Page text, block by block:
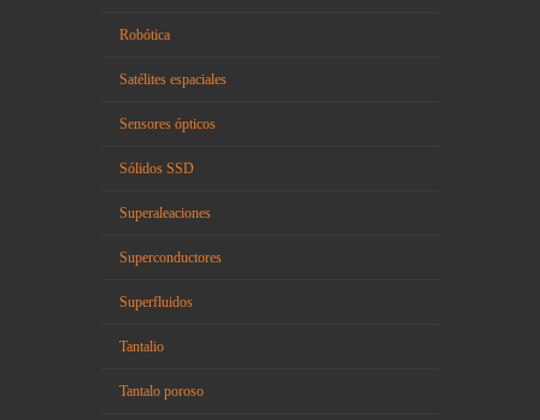
Robótica
Satélites espaciales
Sensores ópticos
Sólidos SSD
Superaleaciones
Superconductores
Superfluidos
Tantalio
Tantalo poroso